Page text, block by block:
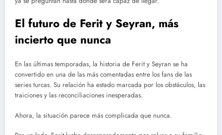
El futuro de Ferit y Seyran, más
incierto que nunca
En las últimas temporadas, la historia de Ferit y Seyran se ha
convertido en una de las más comentadas entre los fans de las
series turcas. Su relación ha estado marcada por los obstáculos, las
traiciones y las reconciliaciones inesperadas.
Ahora, la situación parece más complicada que nunca.